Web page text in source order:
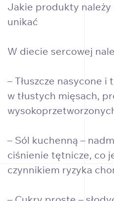
Jakie produkty należy
unikać
W diecie sercowej
– Tłuszcze nasycone i
w tłustych mięsach,
– Sól kuchenną –
ciśnienie tętnicze, co
czynnikiem ryzyka